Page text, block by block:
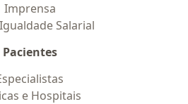
Imprensa
Salarial
Pacientes
e Hospitais